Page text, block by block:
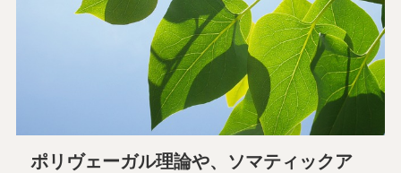
ポリヴェーガル理論や、ソマティックア